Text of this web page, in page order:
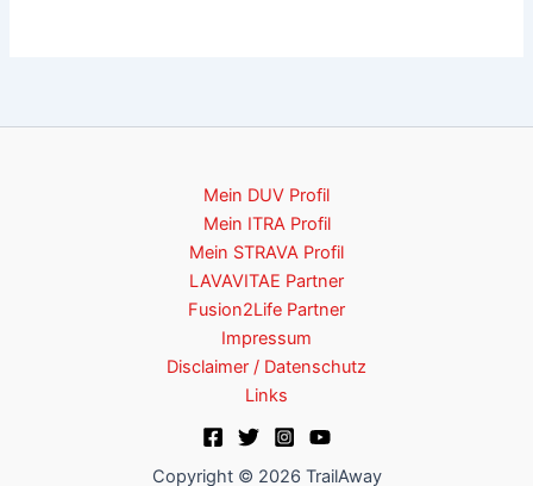
Mein DUV Profil
Mein ITRA Profil
Mein STRAVA Profil
LAVAVITAE Partner
Fusion2Life Partner
Impressum
Disclaimer / Datenschutz
Links
Copyright © 2026 TrailAway